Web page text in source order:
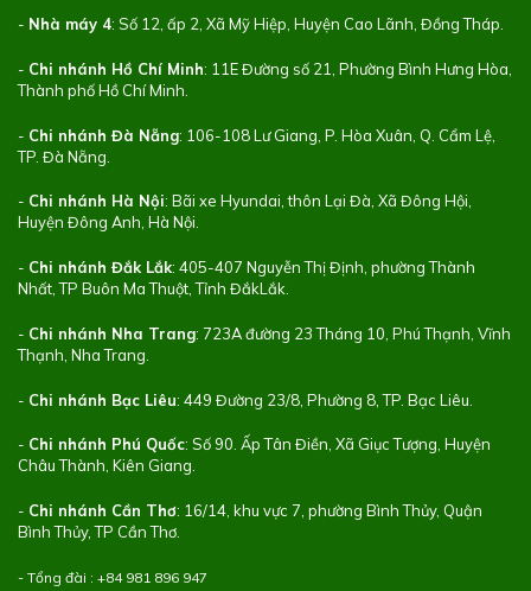
- Nhà máy 4: Số 12, ấp 2, Xã Mỹ Hiệp, Huyện Cao Lãnh, Đồng Tháp.
- Chi nhánh Hồ Chí Minh: 11E Đường số 21, Phường Bình Hưng Hòa,
Thành phố Hồ Chí Minh.
- Chi nhánh Đà Nẵng: 106-108 Lư Giang, P. Hòa Xuân, Q. Cẩm Lệ,
TP. Đà Nẵng.
- Chi nhánh Hà Nội: Bãi xe Hyundai, thôn Lại Đà, Xã Đông Hội,
Huyện Đông Anh, Hà Nội.
- Chi nhánh Đắk Lắk: 405-407 Nguyễn Thị Định, phường Thành
Nhất, TP Buôn Ma Thuột, Tỉnh ĐắkLắk.
- Chi nhánh Nha Trang: 723A đường 23 Tháng 10, Phú Thạnh, Vĩnh
Thạnh, Nha Trang.
- Chi nhánh Bạc Liêu: 449 Đường 23/8, Phường 8, TP. Bạc Liêu.
- Chi nhánh Phú Quốc: Số 90. Ấp Tân Điền, Xã Giục Tượng, Huyện
Châu Thành, Kiên Giang.
- Chi nhánh Cần Thơ: 16/14, khu vực 7, phường Bình Thủy, Quận
Bình Thủy, TP Cần Thơ.
- Tổng đài : +84 981 896 947